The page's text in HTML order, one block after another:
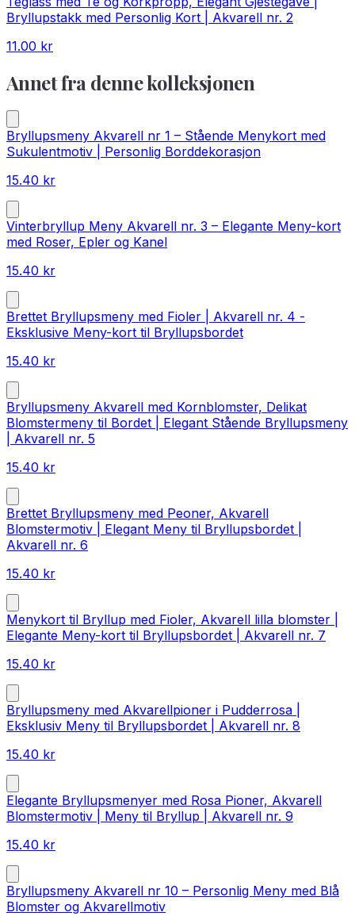
Bryllupstakk med Personlig Kort | Akvarell nr. 2
11.00 kr
Annet fra denne kolleksjonen
Bryllupsmeny Akvarell nr 1 – Stående Menykort med
Sukulentmotiv | Personlig Borddekorasjon
15.40 kr
Vinterbryllup Meny Akvarell nr. 3 – Elegante Meny-kort
med Roser, Epler og Kanel
15.40 kr
Brettet Bryllupsmeny med Fioler | Akvarell nr. 4 -
Eksklusive Meny-kort til Bryllupsbordet
15.40 kr
Bryllupsmeny Akvarell med Kornblomster, Delikat
Blomstermeny til Bordet | Elegant Stående Bryllupsmeny
| Akvarell nr. 5
15.40 kr
Brettet Bryllupsmeny med Peoner, Akvarell
Blomstermotiv | Elegant Meny til Bryllupsbordet |
Akvarell nr. 6
15.40 kr
Menykort til Bryllup med Fioler, Akvarell lilla blomster |
Elegante Meny-kort til Bryllupsbordet | Akvarell nr. 7
15.40 kr
Bryllupsmeny med Akvarellpioner i Pudderrosa |
Eksklusiv Meny til Bryllupsbordet | Akvarell nr. 8
15.40 kr
Elegante Bryllupsmenyer med Rosa Pioner, Akvarell
Blomstermotiv | Meny til Bryllup | Akvarell nr. 9
15.40 kr
Bryllupsmeny Akvarell nr 10 – Personlig Meny med Blå
Blomster og Akvarellmotiv